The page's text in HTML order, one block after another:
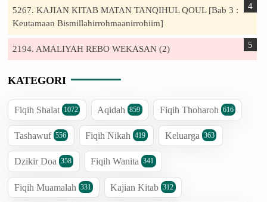
5267. KAJIAN KITAB MATAN TANQIHUL QOUL [Bab 3 :
Keutamaan Bismillahirrohmaanirrohiim]
2194. AMALIYAH REBO WEKASAN (2)
KATEGORI
Fiqih Shalat 1072 Aqidah 859 Fiqih Thoharoh 616
Tashawuf 556 Fiqih Nikah 419 Keluarga 363
Dzikir Doa 358 Fiqih Wanita 341
Fiqih Muamalah 331 Kajian Kitab 312